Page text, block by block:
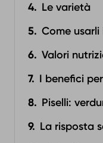
Le varietà
Come
Valori
I benefici
Piselli:
La risposta